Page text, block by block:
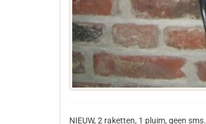
NIEUW, 2 raketten, 1 pluim, geen sms.